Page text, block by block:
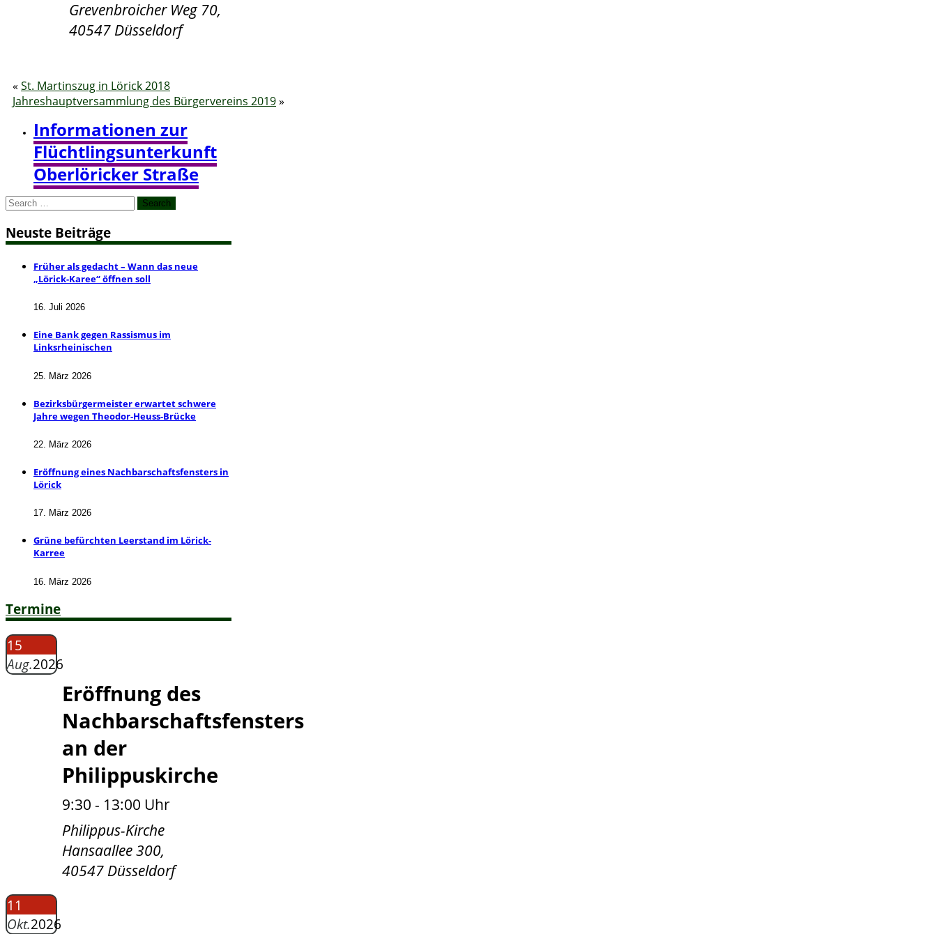
Grevenbroicher Weg 70,
40547 Düsseldorf
« St. Martinszug in Lörick 2018
Jahreshauptversammlung des Bürgervereins 2019»
Informationen zur
Flüchtlingsunterkunft
Oberlöricker Straße
Search
Neuste Beiträge
Früher als gedacht – Wann das neue
„Lörick-Karee“ öffnen soll
16. Juli 2026
Eine Bank gegen Rassismus im
Linksrheinischen
25. März 2026
Bezirksbürgermeister erwartet schwere
Jahre wegen Theodor-Heuss-Brücke
22. März 2026
Eröffnung eines Nachbarschaftsfensters in
Lörick
17. März 2026
Grüne befürchten Leerstand im Lörick-
Karree
16. März 2026
Termine
15
Aug.2026
Eröffnung des
Nachbarschaftsfensters
an der
Philippuskirche
9:30 - 13:00 Uhr
Philippus-Kirche
Hansaallee 300,
40547 Düsseldorf
11
Okt.2026